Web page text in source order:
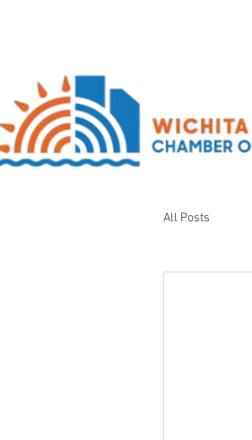
All Posts